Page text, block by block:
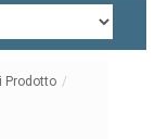
Prodotto /